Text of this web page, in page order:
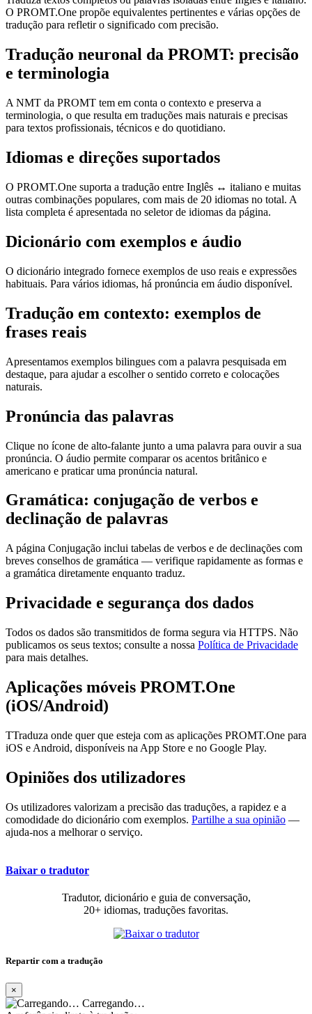
O PROMT.One propõe equivalentes pertinentes e várias opções de
tradução para refletir o significado com precisão.
Tradução neuronal da PROMT: precisão
e terminologia
A NMT da PROMT tem em conta o contexto e preserva a
terminologia, o que resulta em traduções mais naturais e precisas
para textos profissionais, técnicos e do quotidiano.
Idiomas e direções suportados
O PROMT.One suporta a tradução entre Inglês ↔ italiano e muitas
outras combinações populares, com mais de 20 idiomas no total. A
lista completa é apresentada no seletor de idiomas da página.
Dicionário com exemplos e áudio
O dicionário integrado fornece exemplos de uso reais e expressões
habituais. Para vários idiomas, há pronúncia em áudio disponível.
Tradução em contexto: exemplos de
frases reais
Apresentamos exemplos bilingues com a palavra pesquisada em
destaque, para ajudar a escolher o sentido correto e colocações
naturais.
Pronúncia das palavras
Clique no ícone de alto-falante junto a uma palavra para ouvir a sua
pronúncia. O áudio permite comparar os acentos britânico e
americano e praticar uma pronúncia natural.
Gramática: conjugação de verbos e
declinação de palavras
A página Conjugação inclui tabelas de verbos e de declinações com
breves conselhos de gramática — verifique rapidamente as formas e
a gramática diretamente enquanto traduz.
Privacidade e segurança dos dados
Todos os dados são transmitidos de forma segura via HTTPS. Não
publicamos os seus textos; consulte a nossa Política de Privacidade
para mais detalhes.
Aplicações móveis PROMT.One
(iOS/Android)
TTraduza onde quer que esteja com as aplicações PROMT.One para
iOS e Android, disponíveis na App Store e no Google Play.
Opiniões dos utilizadores
Os utilizadores valorizam a precisão das traduções, a rapidez e a
comodidade do dicionário com exemplos. Partilhe a sua opinião —
ajuda-nos a melhorar o serviço.
Baixar o tradutor
Tradutor, dicionário e guia de conversação,
20+ idiomas, traduções favoritas.
Repartir com a tradução
×
Carregando…